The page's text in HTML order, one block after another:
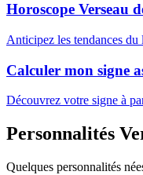
Horoscope Verseau
Anticipez les tendances du
Calculer mon signe
Découvrez votre signe à
Personnalités
Quelques personnalités